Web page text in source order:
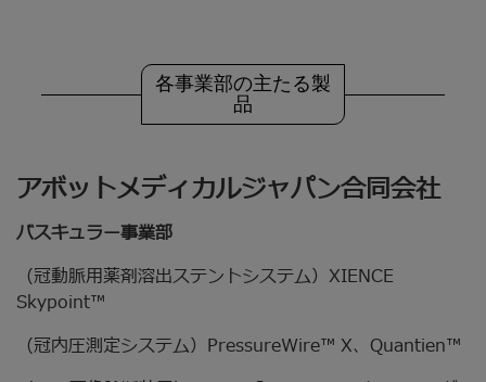
各事業部の主たる製
品
アボットメディカルジャパン合同会社
バスキュラー事業部
（冠動脈用薬剤溶出ステントシステム）XIENCE
Skypoint™
（冠内圧測定システム）PressureWire™ X、Quantien™